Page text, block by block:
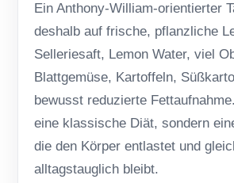
Ein Anthony-William-orientierter
deshalb auf frische, pflanzliche
Selleriesaft, Lemon Water, viel
Blattgemüse, Kartoffeln,
bewusst reduzierte
eine klassische Diät, sondern
die den Körper entlastet und
alltagstauglich bleibt.